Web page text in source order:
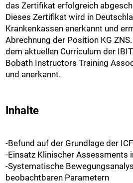
das Zertifikat erfolgreich
Dieses Zertifikat wird in
Krankenkassen anerkannt und
Abrechnung der Position KG
dem aktuellen Curriculum der
Bobath Instructors Training
und anerkannt.
Inhalte
-Befund auf der Grundlage der
-Einsatz Klinischer Assessments
-Systematische
beobachtbaren Parametern